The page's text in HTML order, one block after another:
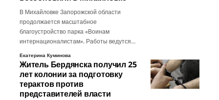
В Михайловке Запорожской области
продолжается масштабное
благоустройство парка «Воинам
интернационалистам». Работы ведутся…
Екатерина Куминова
Житель Бердянска получил 25
лет колонии за подготовку
терактов против
представителей власти